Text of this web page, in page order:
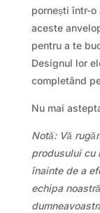
pornești într-o
aceste
pentru a te
Designul lor
completând
Nu mai
Notă: Vă
produsului cu
înainte de a
echipa